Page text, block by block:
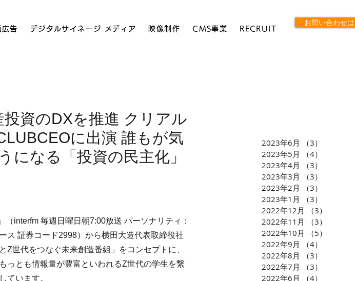
広告 デジタルサイネージ メディア 映像制作 CMS事業 RECRUIT
お問い合わせ
資のDXを推進 クリアル
に出演 誰もが気
になる「投資の民主化」
interfm 毎週日曜日朝7:00放送 パーソナリティ：
ス 証券コード2998）から横田大造代表取締役社
世代をつなぐ未来創造番組」をコンセプトに、
っとも情報量が豊富といわれるZ世代の学生を繋
ています。
2023年6月 （3）
2023年5月
（4）
2023年4月
（3）
2023年3月
（3）
2023年2月
（3）
2023年1月
（3）
2022年12月
（3）
2022年11月
（3）
2022年10月
（5）
2022年9月
（4）
2022年8月
（3）
2022年7月
（3）
2022年6月
（4）